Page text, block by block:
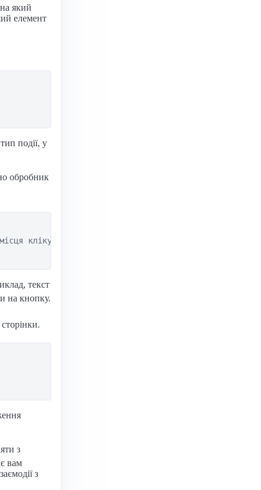
який
елемент
події, у
обробник
кліку
текст
на кнопку.
з
вам
з